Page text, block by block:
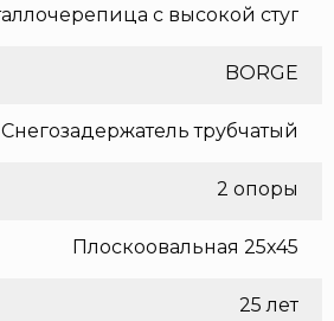
BORGE
Снегозадержатель трубчатый
2 опоры
Плоскоовальная 25х45
25 лет